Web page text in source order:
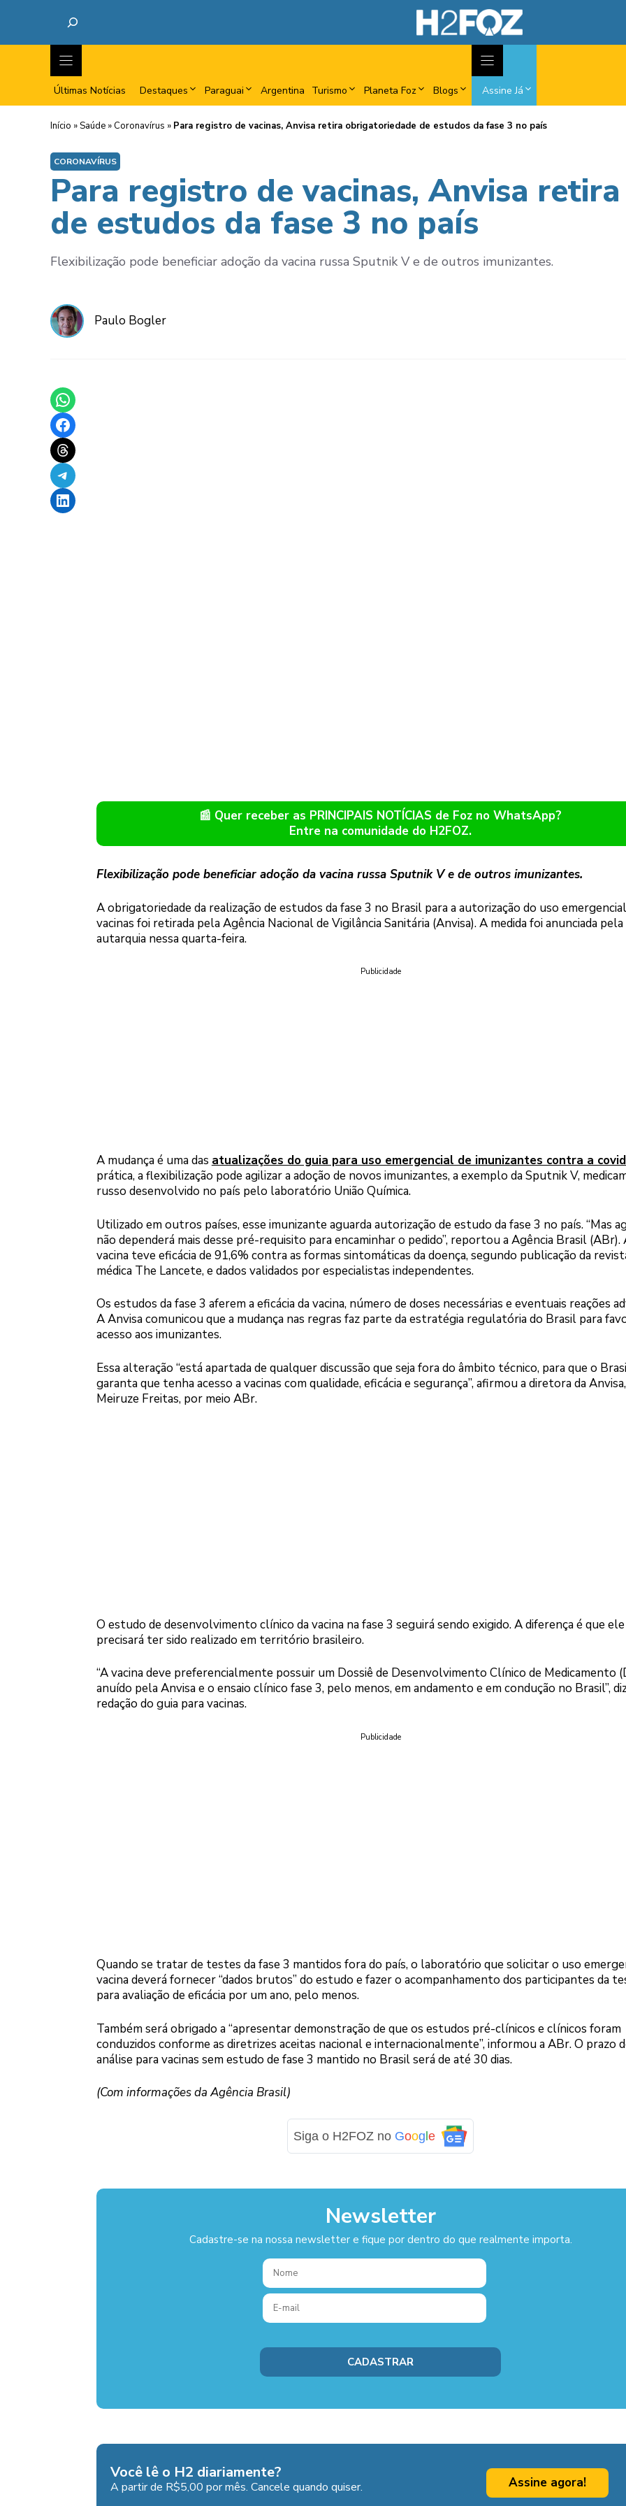
Últimas Notícias Destaques Paraguai Argentina Turismo Planeta Foz Blogs Assine Já
Início »Saúde » Coronavírus » Para registro de vacinas, Anvisa retira obrigatoriedade de estudos da fase 3 no país
CORONAVÍRUS
Para registro de vacinas, Anvisa
de estudos da fase 3 no país
Flexibilização pode beneficiar adoção da vacina russa Sputnik V e de outros imunizantes.
Paulo Bogler
Share on WhatsApp
Share on Facebook
Share on Threads
Share on Telegram
Share on LinkedIn
📰 Quer receber as PRINCIPAIS NOTÍCIAS de Foz no WhatsApp?
Entre na comunidade do H2FOZ.
Flexibilização pode beneficiar adoção da vacina russa Sputnik V e de outros imunizantes.
A obrigatoriedade da realização de estudos da fase 3 no Brasil para a autorização do uso
vacinas foi retirada pela Agência Nacional de Vigilância Sanitária (Anvisa). A medida foi anunciada pela
autarquia nessa quarta-feira.
Publicidade
A mudança é uma das atualizações do guia para uso emergencial de imunizantes contra a
prática, a flexibilização pode agilizar a adoção de novos imunizantes, a exemplo da Sputnik V,
russo desenvolvido no país pelo laboratório União Química.
Utilizado em outros países, esse imunizante aguarda autorização de estudo da fase 3 no país. “Mas
não dependerá mais desse pré-requisito para encaminhar o pedido”, reportou a Agência Brasil (ABr).
vacina teve eficácia de 91,6% contra as formas sintomáticas da doença, segundo publicação da
médica The Lancete, e dados validados por especialistas independentes.
Os estudos da fase 3 aferem a eficácia da vacina, número de doses necessárias e eventuais reações
A Anvisa comunicou que a mudança nas regras faz parte da estratégia regulatória do Brasil para
acesso aos imunizantes.
Essa alteração “está apartada de qualquer discussão que seja fora do âmbito técnico, para que o
garanta que tenha acesso a vacinas com qualidade, eficácia e segurança”, afirmou a diretora da Anvisa,
Meiruze Freitas, por meio ABr.
O estudo de desenvolvimento clínico da vacina na fase 3 seguirá sendo exigido. A diferença é que
precisará ter sido realizado em território brasileiro.
“A vacina deve preferencialmente possuir um Dossiê de Desenvolvimento Clínico de Medicamento
anuído pela Anvisa e o ensaio clínico fase 3, pelo menos, em andamento e em condução no Brasil”,
redação do guia para vacinas.
Publicidade
Quando se tratar de testes da fase 3 mantidos fora do país, o laboratório que solicitar o uso
vacina deverá fornecer “dados brutos” do estudo e fazer o acompanhamento dos participantes da
para avaliação de eficácia por um ano, pelo menos.
Também será obrigado a “apresentar demonstração de que os estudos pré-clínicos e clínicos foram
conduzidos conforme as diretrizes aceitas nacional e internacionalmente”, informou a ABr. O prazo
análise para vacinas sem estudo de fase 3 mantido no Brasil será de até 30 dias.
(Com informações da Agência Brasil)
Siga o H2FOZ no Google
Newsletter
Cadastre-se na nossa newsletter e fique por dentro do que realmente importa.
Você lê o H2 diariamente?
A partir de R$5,00 por mês. Cancele quando quiser. Assine agora!